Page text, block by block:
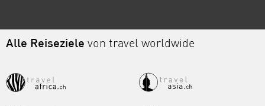
Alle Reiseziele von travel worldwide